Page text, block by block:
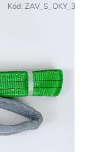
Kód: ZAV_S_OKY_3